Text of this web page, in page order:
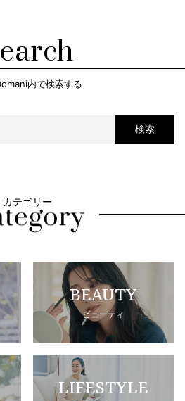
内で検索する
検索
カテゴリー
BEAUTY
ビューティ
LIFESTYLE